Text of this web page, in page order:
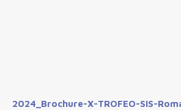
2024_Brochure-X-TROFEO-SIS-